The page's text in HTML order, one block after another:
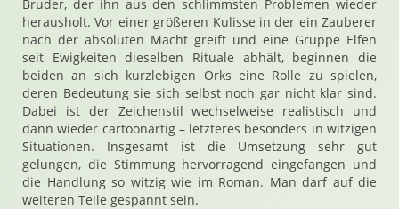
Bruder, der ihn aus den schlimmsten Problemen wieder
herausholt. Vor einer größeren Kulisse in der ein Zauberer
nach der absoluten Macht greift und eine Gruppe Elfen
seit Ewigkeiten dieselben Rituale abhält, beginnen die
beiden an sich kurzlebigen Orks eine Rolle zu spielen,
deren Bedeutung sie sich selbst noch gar nicht klar sind.
Dabei ist der Zeichenstil wechselweise realistisch und
dann wieder cartoonartig – letzteres besonders in witzigen
Situationen. Insgesamt ist die Umsetzung sehr gut
gelungen, die Stimmung hervorragend eingefangen und
die Handlung so witzig wie im Roman. Man darf auf die
weiteren Teile gespannt sein.